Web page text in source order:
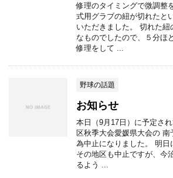
修理のタイミングで微調整
式用グラブの紐が切れたと
いただきました。 切れた
なものでしたので、５分ほ
修理をして ...
野球の話題
お知らせ
本日（9月17日）に予定さ
区秋季大会愛媛県大会の
為中止になりました。 明日
その地区も中止ですが、今
るよう ...